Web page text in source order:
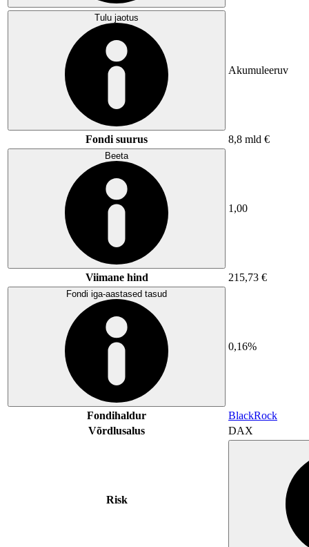
Tulu jaotus
Akumuleeruv
Fondi suurus 8,8 mld €
Beeta
1,00
Viimane hind 215,73 €
Fondi iga-aastased tasud
0,16%
Fondihaldur
BlackRock
Võrdlusalus
DAX
Risk